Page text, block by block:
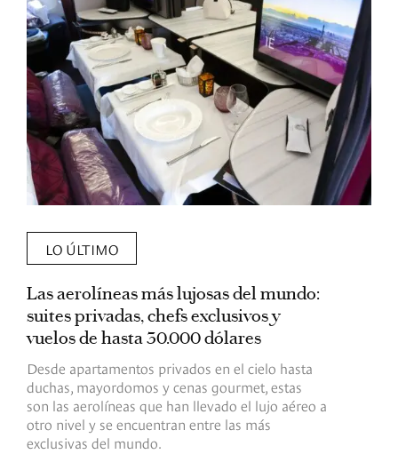
LO ÚLTIMO
Las aerolíneas más lujosas del mundo:
suites privadas, chefs exclusivos y
vuelos de hasta 30.000 dólares
Desde apartamentos privados en el cielo hasta
duchas, mayordomos y cenas gourmet, estas
son las aerolíneas que han llevado el lujo aéreo a
otro nivel y se encuentran entre las más
exclusivas del mundo.